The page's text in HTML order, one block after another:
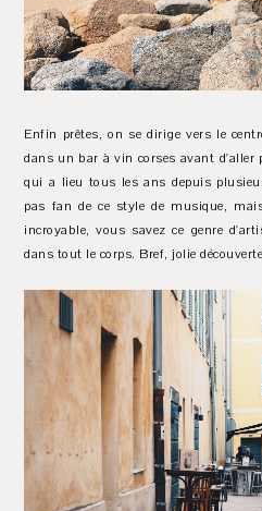
Enfin prêtes, on se dirige vers le
dans un bar à vin corses avant d'aller
qui a lieu tous les ans depuis
pas fan de ce style de musique,
incroyable, vous savez ce genre
dans tout le corps. Bref, jolie